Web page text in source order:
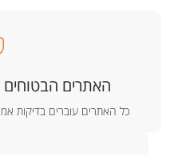
האתרים
כל האתרים עוברים בדיקות